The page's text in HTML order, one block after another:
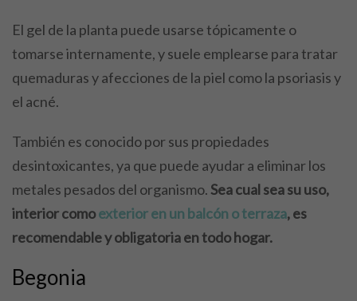
El gel de la planta puede usarse tópicamente o
tomarse internamente, y suele emplearse para tratar
quemaduras y afecciones de la piel como la psoriasis y
el acné.
También es conocido por sus propiedades
desintoxicantes, ya que puede ayudar a eliminar los
metales pesados del organismo. Sea cual sea su uso,
interior comoexterior en un balcón o terraza, es
recomendable y obligatoria en todo hogar.
Begonia